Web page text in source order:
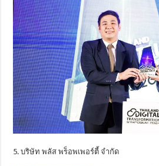
5. บริษัท พลัส พร็อพเพอร์ตี้ จำกัด